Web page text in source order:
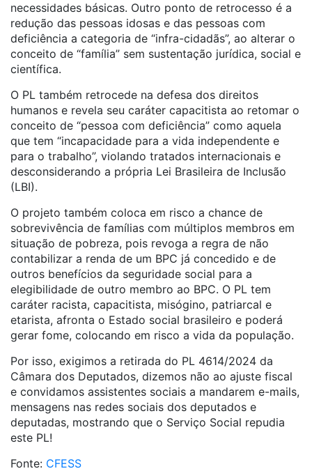
necessidades básicas. Outro ponto de retrocesso é a
redução das pessoas idosas e das pessoas com
deficiência a categoria de “infra-cidadãs”, ao alterar o
conceito de “família” sem sustentação jurídica, social e
científica.
O PL também retrocede na defesa dos direitos
humanos e revela seu caráter capacitista ao retomar o
conceito de “pessoa com deficiência” como aquela
que tem “incapacidade para a vida independente e
para o trabalho”, violando tratados internacionais e
desconsiderando a própria Lei Brasileira de Inclusão
(LBI).
O projeto também coloca em risco a chance de
sobrevivência de famílias com múltiplos membros em
situação de pobreza, pois revoga a regra de não
contabilizar a renda de um BPC já concedido e de
outros benefícios da seguridade social para a
elegibilidade de outro membro ao BPC. O PL tem
caráter racista, capacitista, misógino, patriarcal e
etarista, afronta o Estado social brasileiro e poderá
gerar fome, colocando em risco a vida da população.
Por isso, exigimos a retirada do PL 4614/2024 da
Câmara dos Deputados, dizemos não ao ajuste fiscal
e convidamos assistentes sociais a mandarem e-mails,
mensagens nas redes sociais dos deputados e
deputadas, mostrando que o Serviço Social repudia
este PL!
Fonte: CFESS